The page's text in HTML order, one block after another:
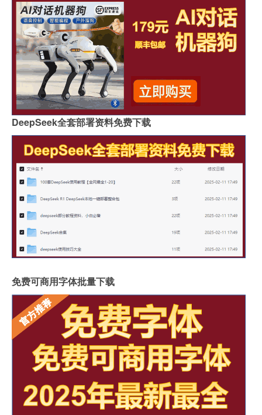
DeepSeek全套部署资料免费下载
免费可商用字体批量下载